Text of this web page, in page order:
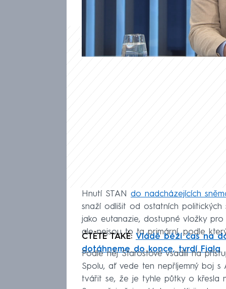
něj hnutí nepravdivě tváří, že
Hnutí STAN do nadcházejících
snaží odlišit od ostatních politických
jako eutanazie, dostupné vložky
ale nejsou to ta primární, podle
ČTĚTE TAKÉ: Vládě běží čas na
dotáhneme do konce, tvrdí Fiala
Podle něj Starostové vsadili na
Spolu, ať vede ten nepříjemný boj
tvářit se, že je tyhle půtky o křesla